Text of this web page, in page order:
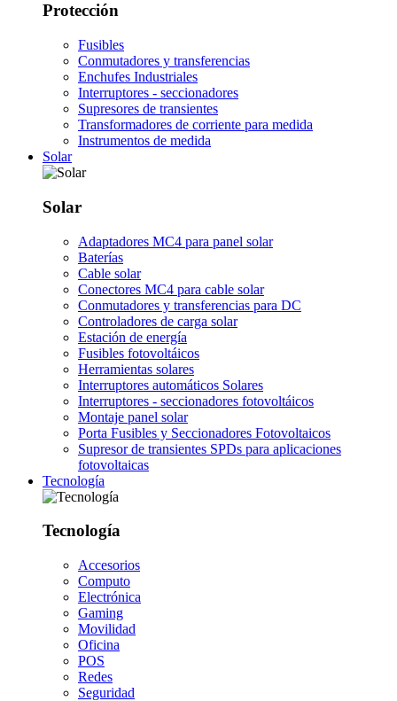
Protección
Fusibles
Conmutadores y transferencias
Enchufes Industriales
Interruptores - seccionadores
Supresores de transientes
Transformadores de corriente para medida
Instrumentos de medida
Solar
Solar
Adaptadores MC4 para panel solar
Baterías
Cable solar
Conectores MC4 para cable solar
Conmutadores y transferencias para DC
Controladores de carga solar
Estación de energía
Fusibles fotovoltáicos
Herramientas solares
Interruptores automáticos Solares
Interruptores - seccionadores fotovoltáicos
Montaje panel solar
Porta Fusibles y Seccionadores Fotovoltaicos
Supresor de transientes SPDs para aplicaciones
fotovoltaicas
Tecnología
Tecnología
Accesorios
Computo
Electrónica
Gaming
Movilidad
Oficina
POS
Redes
Seguridad